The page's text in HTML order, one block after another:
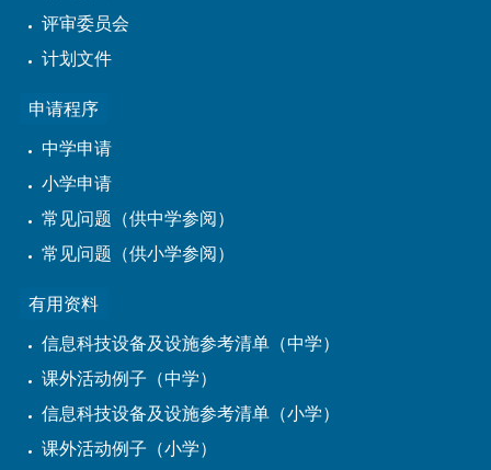
评审委员会
计划文件
申请程序
中学申请
小学申请
常见问题（供中学参阅）
常见问题（供小学参阅）
有用资料
信息科技设备及设施参考清单（中学）
课外活动例子（中学）
信息科技设备及设施参考清单（小学）
课外活动例子（小学）